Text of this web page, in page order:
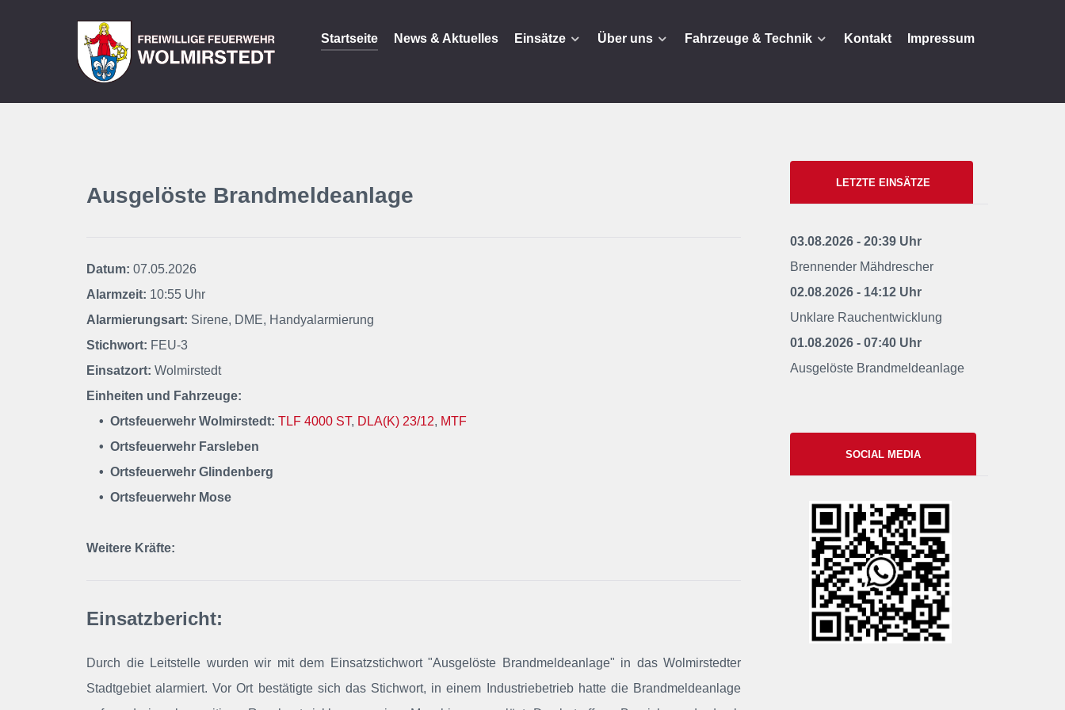
Startseite News & Aktuelles Einsätze Über uns Fahrzeuge & Technik Kontakt Impressum
Ausgelöste Brandmeldeanlage
Datum: 07.05.2026
Alarmzeit: 10:55 Uhr
Alarmierungsart: Sirene, DME, Handyalarmierung
Stichwort: FEU-3
Einsatzort: Wolmirstedt
Einheiten und Fahrzeuge:
• Ortsfeuerwehr Wolmirstedt: TLF 4000 ST, DLA(K) 23/12, MTF
• Ortsfeuerwehr Farsleben
• Ortsfeuerwehr Glindenberg
• Ortsfeuerwehr Mose
Weitere Kräfte:
Einsatzbericht:
Durch die Leitstelle wurden wir mit dem Einsatzstichwort "Ausgelöste Brandmeldeanlage" in das Wolmirstedter
Stadtgebiet alarmiert. Vor Ort bestätigte sich das Stichwort, in einem Industriebetrieb hatte die Brandmeldeanlage
LETZTE EINSÄTZE
03.08.2026 - 20:39 Uhr
Brennender Mähdrescher
02.08.2026 - 14:12 Uhr
Unklare Rauchentwicklung
01.08.2026 - 07:40 Uhr
Ausgelöste Brandmeldeanlage
SOCIAL MEDIA